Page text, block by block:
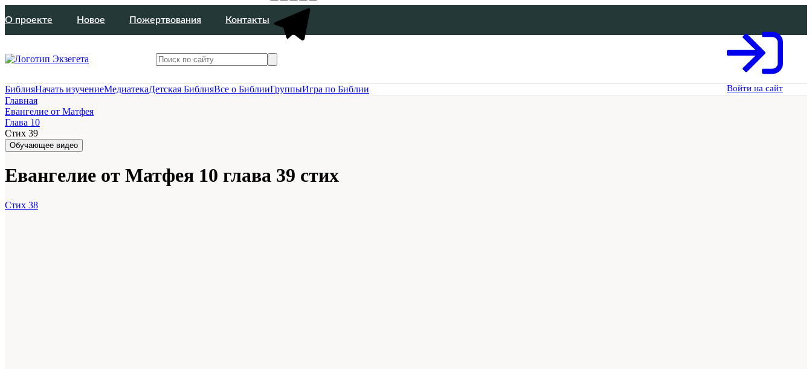
О проекте Новое Пожертвования Контакты
Войти на сайт
БиблияНачать изучениеМедиатекаДетская БиблияВсе о БиблииГруппыИгра по Библии
Главная
Евангелие от Матфея
Глава 10
Стих 39
Обучающее видео
Евангелие от Матфея 10 глава 39 стих
Стих 38